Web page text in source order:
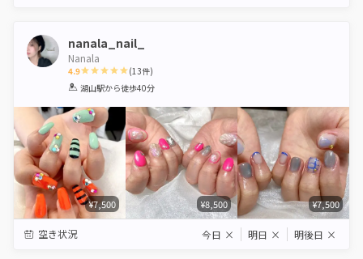
nanala_nail_
Nanala
4.9
1 2 3 4 5
(13件)
湖山駅から徒歩40分
¥7,500 ¥8,500 ¥7,500
空き状況 今日 × 明日 × 明後日 ×